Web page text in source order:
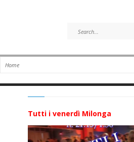
Tutti i venerdì Milonga